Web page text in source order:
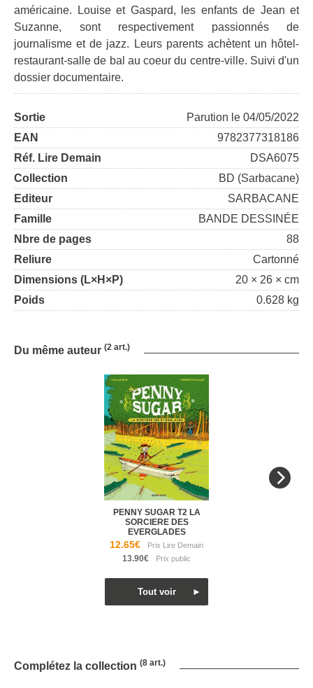
américaine. Louise et Gaspard, les enfants de Jean et
Suzanne, sont respectivement passionnés de
journalisme et de jazz. Leurs parents achètent un hôtel-
restaurant-salle de bal au coeur du centre-ville. Suivi d'un
dossier documentaire.
Sortie
Parution le 04/05/2022
EAN
9782377318186
Réf. Lire Demain
DSA6075
Collection
BD (Sarbacane)
Editeur
SARBACANE
Famille
BANDE DESSINÉE
Nbre de pages
88
Reliure
Cartonné
Dimensions (L×H×P)
20 × 26 × cm
Poids
0.628 kg
Du même auteur (2 art.)
PENNY SUGAR T2 LA
SORCIERE DES
EVERGLADES
12.65€
13.90€
Complétez la collection (8 art.)